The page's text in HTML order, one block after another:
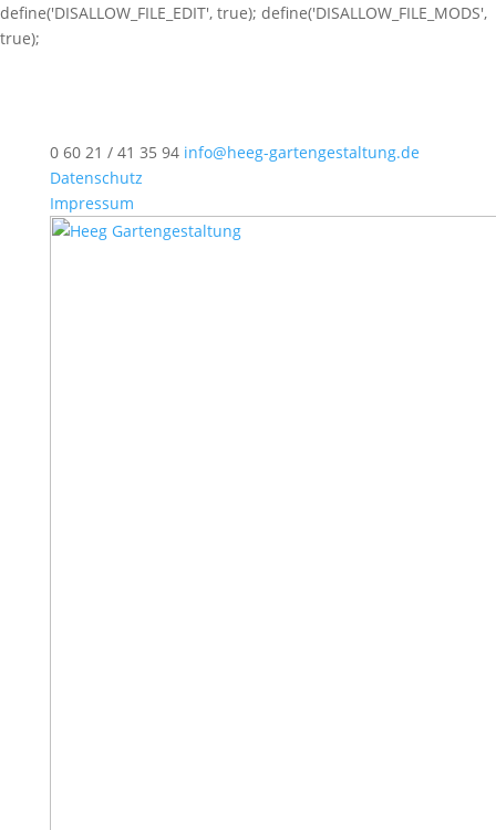
define('DISALLOW_FILE_EDIT', true); define('DISALLOW_FILE_MODS',
true);
0 60 21 / 41 35 94 info@heeg-gartengestaltung.de
Datenschutz
Impressum